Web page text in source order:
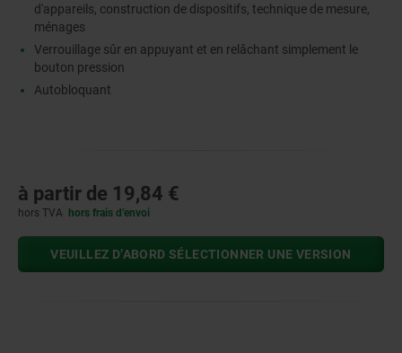
d'appareils, construction de dispositifs, technique de mesure,
ménages
Verrouillage sûr en appuyant et en relâchant simplement le
bouton pression
Autobloquant
à partir de 19,84 €
hors TVA hors frais d’envoi
VEUILLEZ D’ABORD SÉLECTIONNER UNE VERSION